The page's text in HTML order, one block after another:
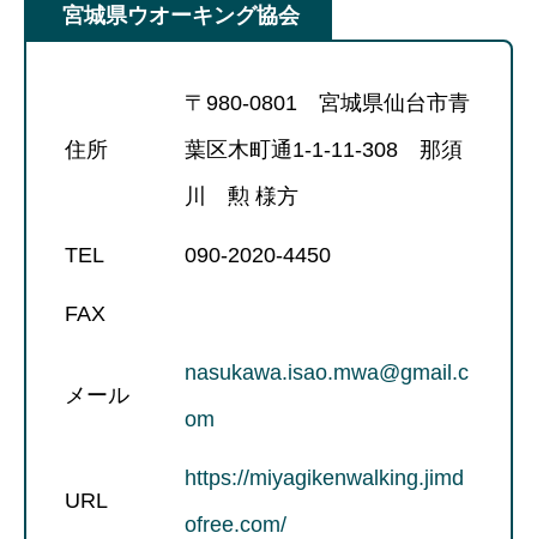
宮城県ウオーキング協会
住所
〒980-0801 宮城県仙台市青
葉区木町通1-1-11-308 那須
川 勲 様方
TEL 090-2020-4450
FAX
メール
nasukawa.isao.mwa@gmail.c
om
URL
https://miyagikenwalking.jimd
ofree.com/